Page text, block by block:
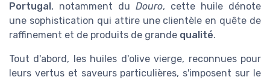
Portugal , notamment du Douro, cette huile dénote
une sophistication qui attire une clientèle en quête de
raffinement et de produits de grande qualité.
Tout d'abord, les huiles d'olive vierge, reconnues pour
leurs vertus et saveurs particulières, s'imposent sur le